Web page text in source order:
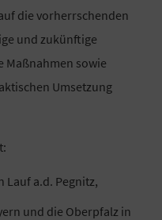
die vorherrschenden
und zukünftige
Maßnahmen sowie
Umsetzung
Lauf a.d. Pegnitz,
und die Oberpfalz in